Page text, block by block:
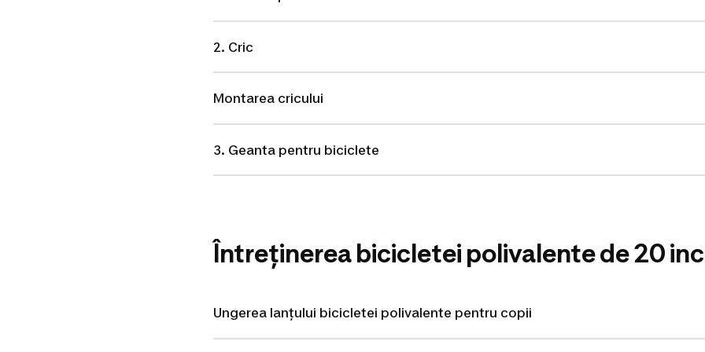
2. Cric
Montarea cricului
3. Geanta pentru biciclete
Întreținerea bicicletei polivalente de 20
Ungerea lanțului bicicletei polivalente pentru copii